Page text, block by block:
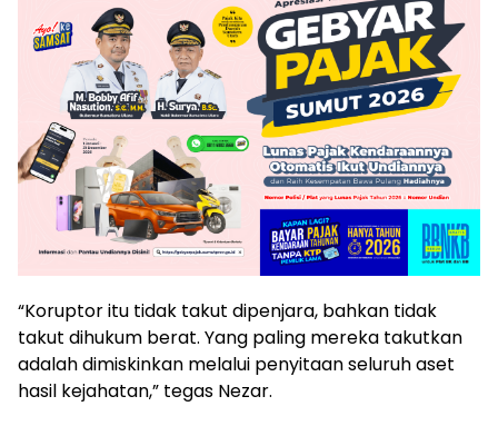
“Koruptor itu tidak takut dipenjara, bahkan tidak
takut dihukum berat. Yang paling mereka takutkan
adalah dimiskinkan melalui penyitaan seluruh aset
hasil kejahatan,” tegas Nezar.